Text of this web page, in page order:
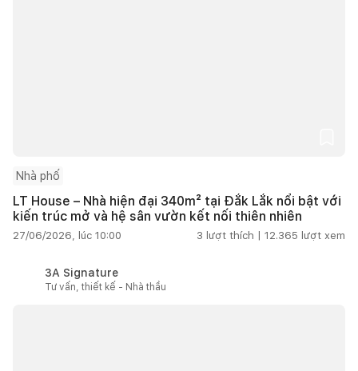
Nhà phố
LT House – Nhà hiện đại 340m² tại Đắk Lắk nổi bật với
kiến trúc mở và hệ sân vườn kết nối thiên nhiên
27/06/2026, lúc 10:00 3 lượt thích | 12.365 lượt xem
3A Signature
Tư vấn, thiết kế - Nhà thầu